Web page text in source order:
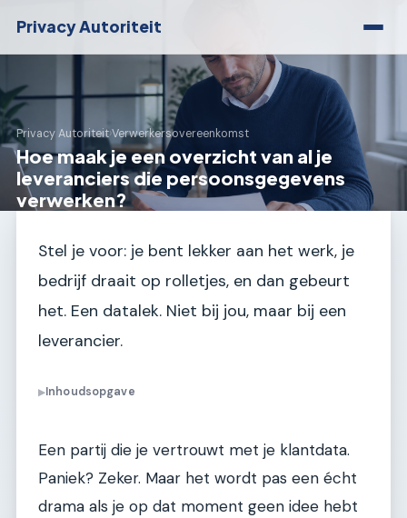
Privacy Autoriteit
Privacy Autoriteit›Verwerkersovereenkomst
Hoe maak je een overzicht van al je
leveranciers die persoonsgegevens
verwerken?
Stel je voor: je bent lekker aan het werk, je
bedrijf draait op rolletjes, en dan gebeurt
het. Een datalek. Niet bij jou, maar bij een
leverancier.
▶Inhoudsopgave
Een partij die je vertrouwt met je klantdata.
Paniek? Zeker. Maar het wordt pas een écht
drama als je op dat moment geen idee hebt